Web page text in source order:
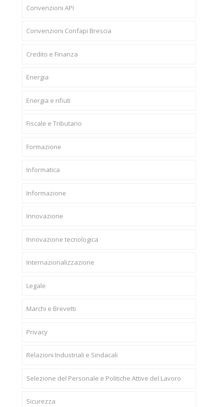
Convenzioni API
Convenzioni Confapi Brescia
Credito e Finanza
Energia
Energia e rifiuti
Fiscale e Tributario
Formazione
Informatica
Informazione
Innovazione
Innovazione tecnologica
Internazionalizzazione
Legale
Marchi e Brevetti
Privacy
Relazioni Industriali e Sindacali
Selezione del Personale e Politiche Attive del Lavoro
Sicurezza